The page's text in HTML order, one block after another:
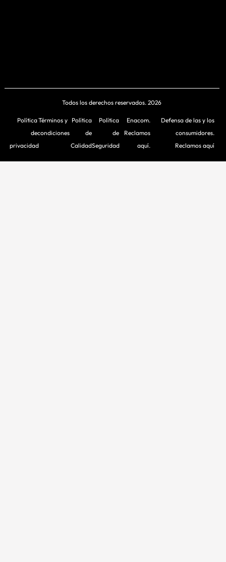
Todos los derechos reservados. 2026
Política
de
privacidad
Términos y
condiciones
Política
de
Calidad
Política
de
Seguridad
Enacom.
Reclamos
aquí.
Defensa de las y los
consumidores.
Reclamos aquí